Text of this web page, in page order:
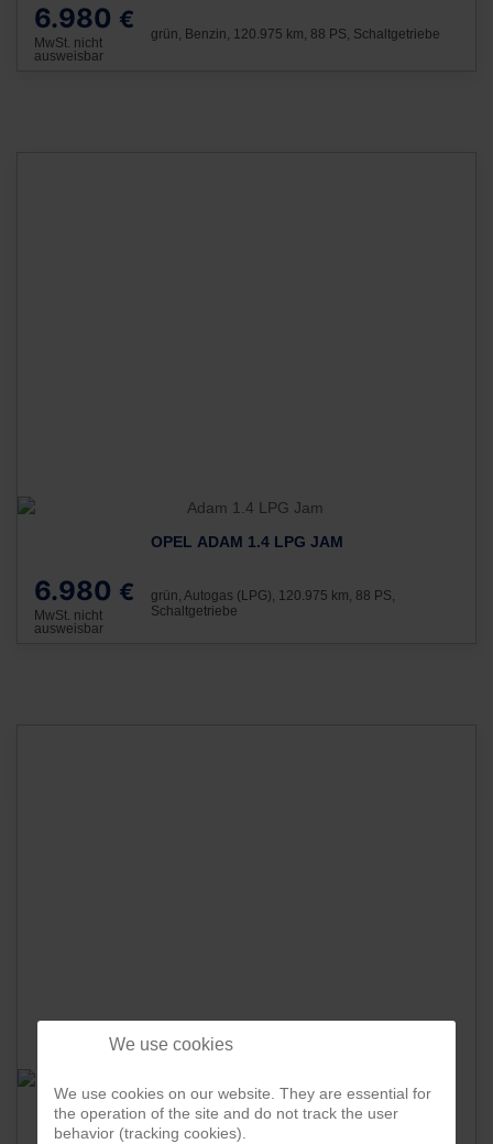
6.980 €
MwSt. nicht
ausweisbar
grün, Benzin, 120.975 km, 88 PS, Schaltgetriebe
OPEL ADAM 1.4 LPG JAM
6.980 €
MwSt. nicht
ausweisbar
grün, Autogas (LPG), 120.975 km, 88 PS,
Schaltgetriebe
RENAULT TWINGO SCE - 5-TÜRIG - KLIMA -
We use cookies
We use cookies on our website. They are essential for
the operation of the site and do not track the user
behavior (tracking cookies).